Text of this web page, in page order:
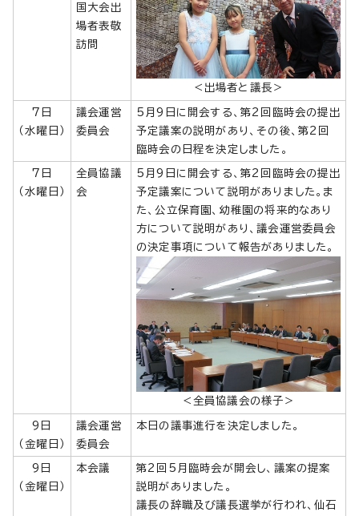
国大会出
場者表敬
訪問
＜出場者と議長＞
7日
（水曜日）
議会運営
委員会
5月9日に開会する、第2回臨時会の提出
予定議案の説明があり、その後、第2回
臨時会の日程を決定しました。
7日
（水曜日）
全員協議
会
5月9日に開会する、第2回臨時会の提出
予定議案について説明がありました。ま
た、公立保育園、幼稚園の将来的なあり
方について説明があり、議会運営委員会
の決定事項について報告がありました。
＜全員協議会の様子＞
9日
（金曜日）
議会運営
委員会
本日の議事進行を決定しました。
9日
（金曜日）
本会議
第2回5月臨時会が開会し、議案の提案
説明がありました。
議長の辞職及び議長選挙が行われ、仙石